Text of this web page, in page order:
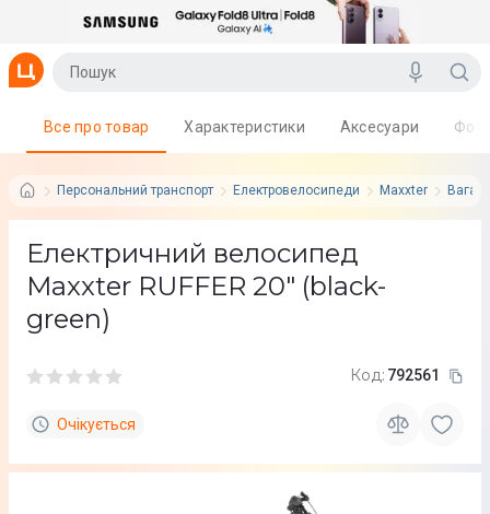
Персональний транспорт Електровелосипеди Maxxter Вага
Все про товар Характеристики Аксесуари
Електричний велосипед
Maxxter RUFFER 20" (black-
green)
Код: 792561
Очікується